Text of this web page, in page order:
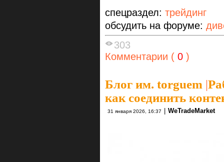
спецраздел: трейдинг
обсудить на форуме:
303
Комментарии ( 0 )
Блог им. torguem |
как соединить
31 января 2026, 16:37 | WeTradeMarket